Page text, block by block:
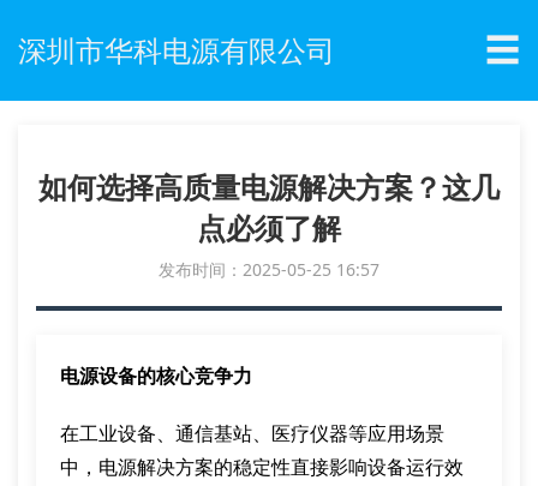
深圳市华科电源有限公司 ☰
如何选择高质量电源解决方案？这几
点必须了解
发布时间：2025-05-25 16:57
电源设备的核心竞争力
在工业设备、通信基站、医疗仪器等应用场景
中，电源解决方案的稳定性直接影响设备运行效